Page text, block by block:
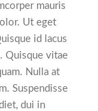
mauris
Ut eget
id lacus
Quisque vitae
Nulla at
Suspendisse
dui in